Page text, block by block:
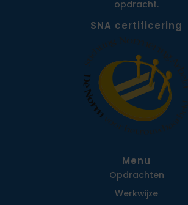
opdracht.
SNA certificering
Menu
Opdrachten
Werkwijze